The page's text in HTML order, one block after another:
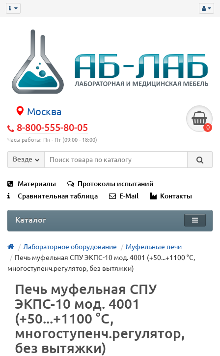
Москва
8-800-555-80-05
Часы работы: Пн - Пт (09:00 - 18:00)
0
Везде
Материалы
Протоколы испытаний
Сравнительная таблица
E-Mail Контакты
Каталог
Лабораторное оборудование
Муфельные печи
Печь муфельная СПУ ЭКПС-10 мод. 4001 (+50...+1100 °С,
многоступенч.регулятор, без вытяжки)
Печь муфельная СПУ
ЭКПС-10 мод. 4001
(+50...+1100 °С,
многоступенч.регулятор,
без вытяжки)